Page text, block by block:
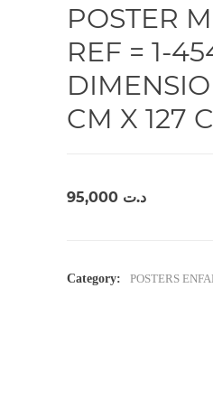
POSTER
REF = 1-
CM X 127
د.ت
Category: POSTERS